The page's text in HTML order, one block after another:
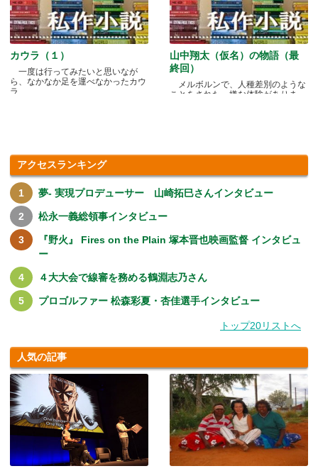
カウラ（１）
一度は行ってみたいと思いなが
ら、なかなか足を運べなかったカウ
ラ.....
山中翔太（仮名）の物語（最
終回）
メルボルンで、人種差別のような
ことをされた、嫌な体験がありま
アクセスランキング
夢- 実現プロデューサー 山崎拓巳さんインタビュー
松永一義総領事インタビュー
『野火』 Fires on the Plain 塚本晋也映画監督 インタビュ
ー
４大大会で線審を務める鶴淵志乃さん
プロゴルファー 松森彩夏・杏佳選手インタビュー
トップ20リストへ
人気の記事